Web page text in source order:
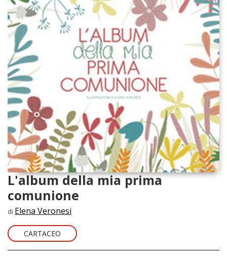
L'album della mia prima
comunione
di Elena Veronesi
CARTACEO